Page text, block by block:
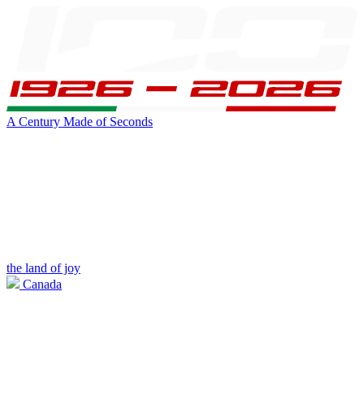
A Century Made of Seconds
the land of joy
Canada